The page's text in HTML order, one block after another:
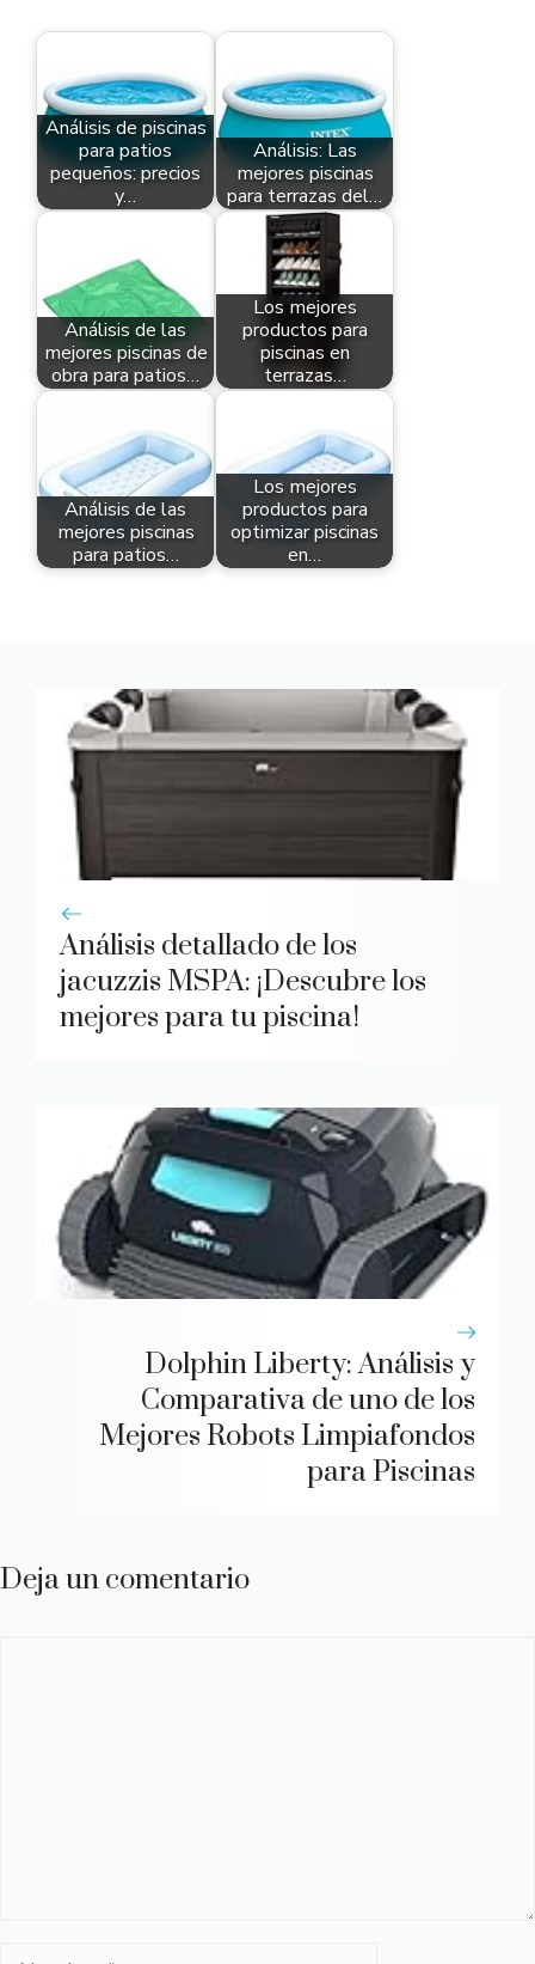
Análisis de piscinas
para patios
pequeños: precios
y…
Análisis: Las
mejores piscinas
para terrazas del…
Análisis de las
mejores piscinas de
obra para patios…
Los mejores
productos para
piscinas en
terrazas…
Análisis de las
mejores piscinas
para patios…
Los mejores
productos para
optimizar piscinas
en…
Análisis detallado de los
jacuzzis MSPA: ¡Descubre los
mejores para tu piscina!
Dolphin Liberty: Análisis y
Comparativa de uno de los
Mejores Robots Limpiafondos
para Piscinas
Deja un comentario
Nombre